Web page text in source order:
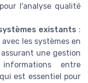
l'analyse qualité
existants :
les systèmes en
une gestion
entre
est essentiel pour